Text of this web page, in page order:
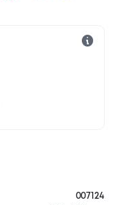
007124